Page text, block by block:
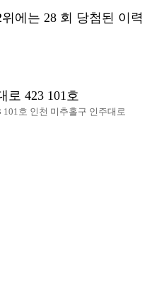
에는 28 회 당첨된 이력
로 423 101호
호 인천 미추홀구 인주대로